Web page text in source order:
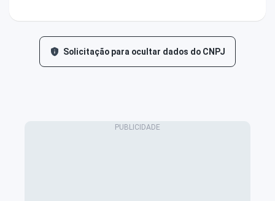
Solicitação para ocultar dados do CNPJ